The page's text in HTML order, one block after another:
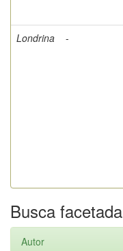
Londrina -
Busca facetada
Autor